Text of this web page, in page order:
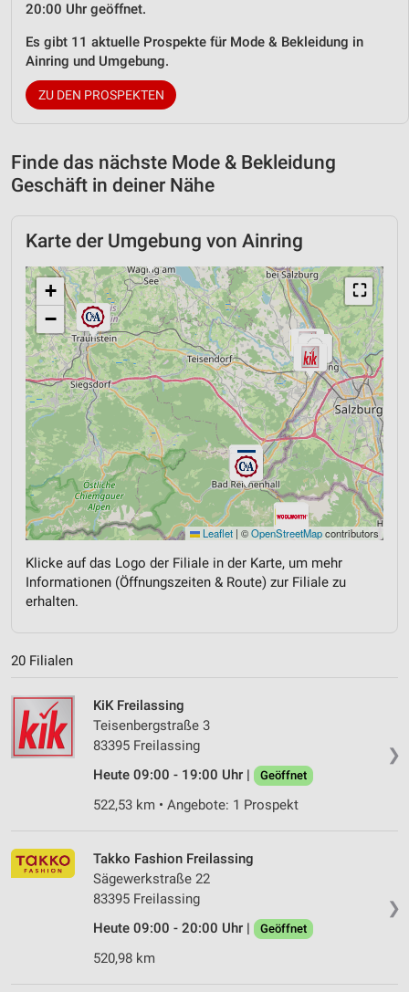
20:00 Uhr geöffnet.
Es gibt 11 aktuelle Prospekte für Mode & Bekleidung in
Ainring und Umgebung.
ZU DEN PROSPEKTEN
Finde das nächste Mode & Bekleidung
Geschäft in deiner Nähe
Karte der Umgebung von Ainring
⛶
+
−
Leaflet | ©OpenStreetMapcontributors
Klicke auf das Logo der Filiale in der Karte, um mehr
Informationen (Öffnungszeiten & Route) zur Filiale zu
erhalten.
20 Filialen
❯
KiK Freilassing
Teisenbergstraße 3
83395 Freilassing
Heute 09:00 - 19:00 Uhr |
Geöffnet
522,53 km • Angebote: 1 Prospekt
❯
Takko Fashion Freilassing
Sägewerkstraße 22
83395 Freilassing
Heute 09:00 - 20:00 Uhr |
Geöffnet
520,98 km